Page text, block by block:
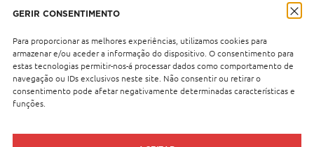
GERIR CONSENTIMENTO
Para proporcionar as melhores experiências, utilizamos cookies para
armazenar e/ou aceder a informação do dispositivo. O consentimento para
estas tecnologias permitir-nos-á processar dados como comportamento de
navegação ou IDs exclusivos neste site. Não consentir ou retirar o
consentimento pode afetar negativamente determinadas características e
funções.
Li e aceito a Política de Privacidade